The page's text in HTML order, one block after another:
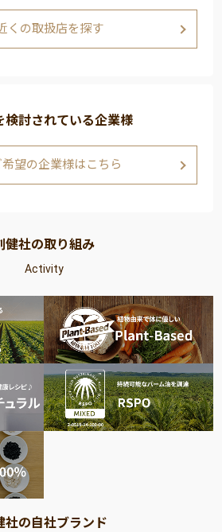
くの取扱店を探す
検討されている企業様
望の企業様はこちら
健社の取り組み
Activity
社の自社ブランド